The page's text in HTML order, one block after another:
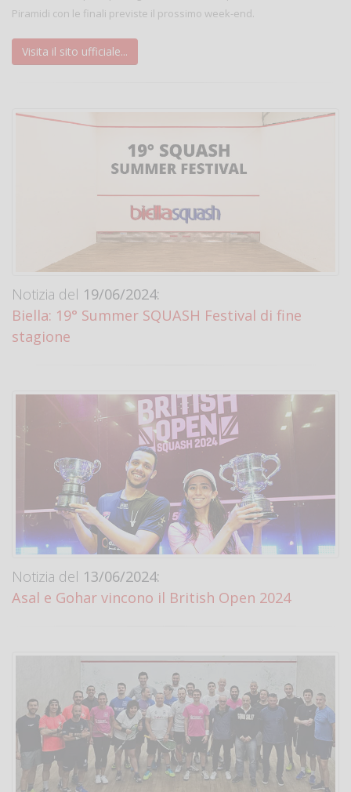
Piramidi con le finali previste il prossimo week-end.
Visita il sito ufficiale...
Notizia del 19/06/2024:
Biella: 19° Summer SQUASH Festival di fine
stagione
Notizia del 13/06/2024:
Asal e Gohar vincono il British Open 2024